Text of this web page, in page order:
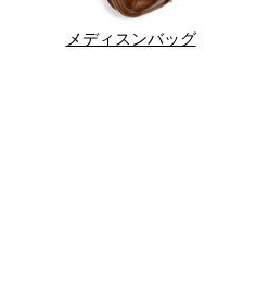
メディスンバッグ